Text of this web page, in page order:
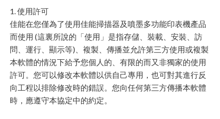
1. 使用許可
佳能在您僅為了使用佳能掃描器及噴墨多功能印表機產品
而使用 (這裏所說的「使用」是指存儲、裝載、安裝、訪
問、運行、顯示等)、複製、傳播並允許第三方使用或複製
本軟體的情況下給予您個人的、有限的而又非獨家的使用
許可。您可以修改本軟體以供自己專用，也可對其進行反
向工程以排除修改時的錯誤。您向任何第三方傳播本軟體
時，應遵守本協定中的約定。